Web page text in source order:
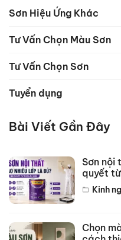
Sơn Hiệu Ứng Khác
Tư Vấn Chọn Màu Sơn
Tư Vấn Chọn Sơn
Tuyển dụng
Bài Viết Gần Đây
Sơn nội
quyết
Kinh
Chọn